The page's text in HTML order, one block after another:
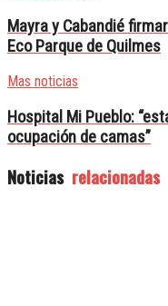
Mayra y Cabandié
Eco Parque de Quilmes
Mas noticias
Hospital Mi Pueblo:
ocupación de camas”
Noticias relacionadas